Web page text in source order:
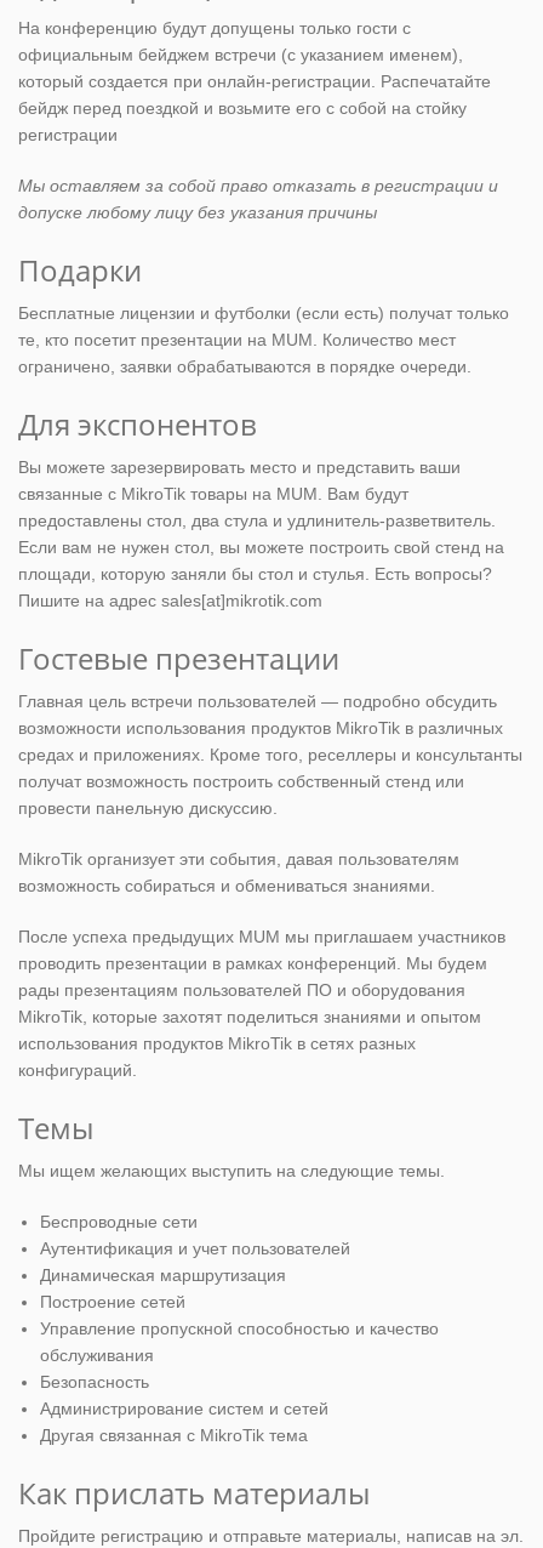
На конференцию будут допущены только гости с
официальным бейджем встречи (с указанием именем),
который создается при онлайн-регистрации. Распечатайте
бейдж перед поездкой и возьмите его с собой на стойку
регистрации
Мы оставляем за собой право отказать в регистрации и
допуске любому лицу без указания причины
Подарки
Бесплатные лицензии и футболки (если есть) получат только
те, кто посетит презентации на MUM. Количество мест
ограничено, заявки обрабатываются в порядке очереди.
Для экспонентов
Вы можете зарезервировать место и представить ваши
связанные с MikroTik товары на MUM. Вам будут
предоставлены стол, два стула и удлинитель-разветвитель.
Если вам не нужен стол, вы можете построить свой стенд на
площади, которую заняли бы стол и стулья. Есть вопросы?
Пишите на адрес sales[at]mikrotik.com
Гостевые презентации
Главная цель встречи пользователей — подробно обсудить
возможности использования продуктов MikroTik в различных
средах и приложениях. Кроме того, реселлеры и консультанты
получат возможность построить собственный стенд или
провести панельную дискуссию.
MikroTik организует эти события, давая пользователям
возможность собираться и обмениваться знаниями.
После успеха предыдущих MUM мы приглашаем участников
проводить презентации в рамках конференций. Мы будем
рады презентациям пользователей ПО и оборудования
MikroTik, которые захотят поделиться знаниями и опытом
использования продуктов MikroTik в сетях разных
конфигураций.
Темы
Мы ищем желающих выступить на следующие темы.
Беспроводные сети
Аутентификация и учет пользователей
Динамическая маршрутизация
Построение сетей
Управление пропускной способностью и качество
обслуживания
Безопасность
Администрирование систем и сетей
Другая связанная с MikroTik тема
Как прислать материалы
Пройдите регистрацию и отправьте материалы, написав на эл.